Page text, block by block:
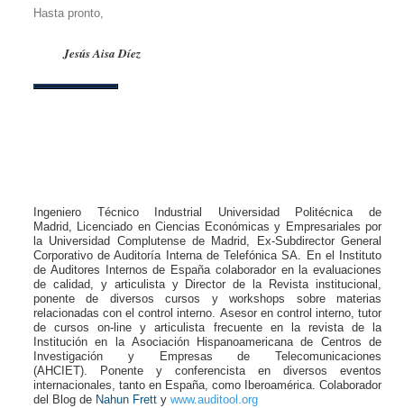
Hasta pronto,
Jesús Aisa Díez
Ingeniero Técnico Industrial Universidad Politécnica de
Madrid, Licenciado en Ciencias Económicas y Empresariales por
la Universidad Complutense de Madrid,
Ex-Subdirector General
Corporativo de Auditoría Interna de Telefónica SA. En el Instituto
de Auditores Internos de España colaborador en la evaluaciones
de calidad, y articulista y Director de la Revista institucional,
ponente de diversos cursos y workshops sobre materias
relacionadas con el control interno. Asesor en control interno, tutor
de cursos on-line y articulista frecuente en la revista de la
Institución en la Asociación Hispanoamericana de Centros de
Investigación y Empresas de Telecomunicaciones
(AHCIET).
Ponente y conferencista en diversos eventos
internacionales, tanto en España, como Iberoamérica. Colaborador
del Blog de Nahun Frett y www.auditool.org